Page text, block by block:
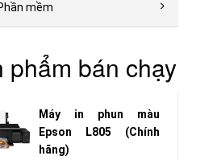
mềm
phẩm bán chạy
Máy in phun màu
Epson L805 (Chính
hãng)